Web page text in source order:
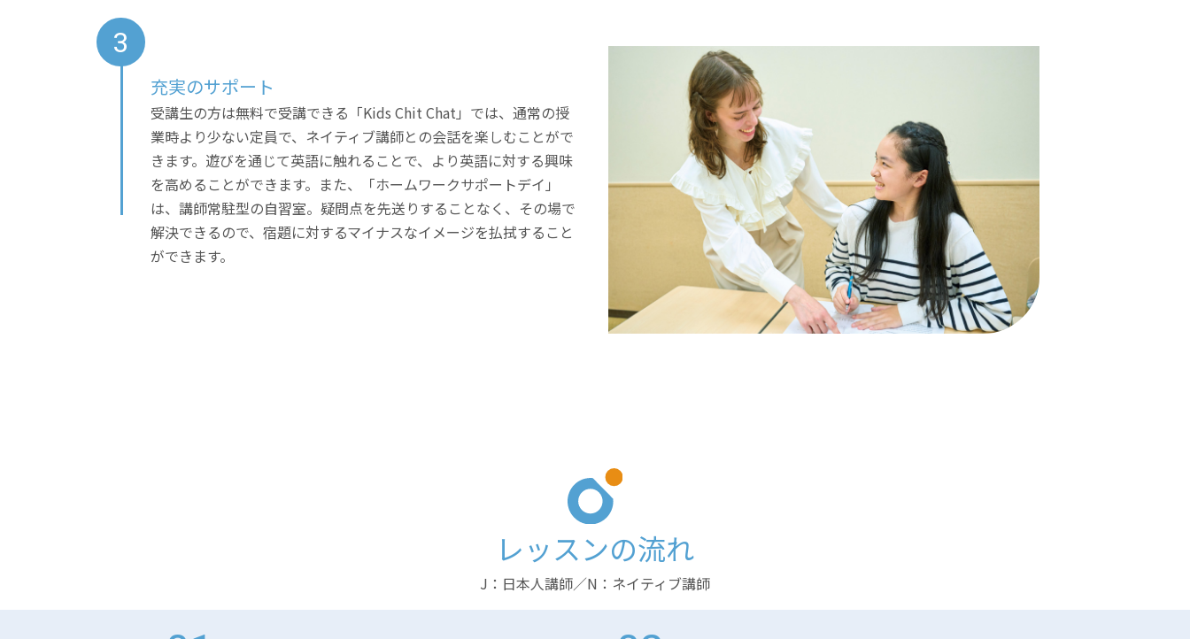
充実のサポート
受講生の方は無料で受講できる「Kids Chit Chat」では、通常の授
業時より少ない定員で、ネイティブ講師との会話を楽しむことがで
きます。遊びを通じて英語に触れることで、より英語に対する興味
を高めることができます。また、「ホームワークサポートデイ」
は、講師常駐型の自習室。疑問点を先送りすることなく、その場で
解決できるので、宿題に対するマイナスなイメージを払拭すること
ができます。
レッスンの流れ
J：日本人講師／N：ネイティブ講師